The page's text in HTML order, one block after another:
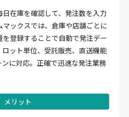
在庫を確認して、発注数を入力
マックスでは、倉庫や店舗ごとに
登録することで自動で発注デー
ット単位、受託販売、直送機能
に対応。正確で迅速な発注業務
メリット